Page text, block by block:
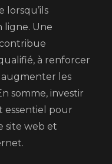
lorsqu’ils
ligne. Une
à renforcer
augmenter les
somme, investir
essentiel pour
site web et